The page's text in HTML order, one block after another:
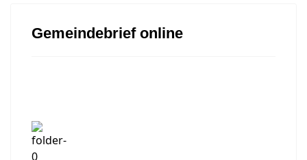
Gemeindebrief online